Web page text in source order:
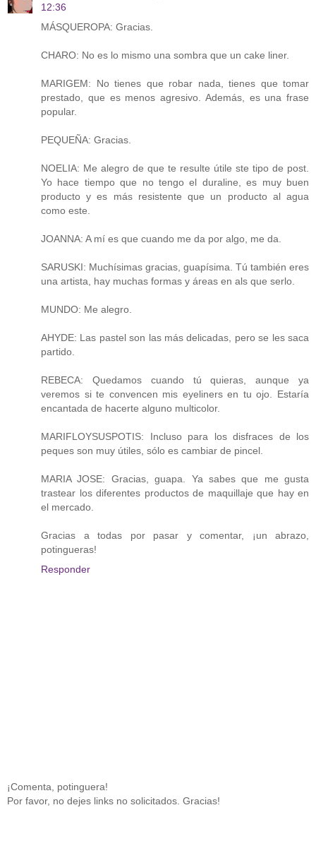
12:36
MÁSQUEROPA: Gracias.
CHARO: No es lo mismo una sombra que un cake liner.
MARIGEM: No tienes que robar nada, tienes que tomar
prestado, que es menos agresivo. Además, es una frase
popular.
PEQUEÑA: Gracias.
NOELIA: Me alegro de que te resulte útile ste tipo de post.
Yo hace tiempo que no tengo el duraline, es muy buen
producto y es más resistente que un producto al agua
como este.
JOANNA: A mí es que cuando me da por algo, me da.
SARUSKI: Muchísimas gracias, guapísima. Tú también eres
una artista, hay muchas formas y áreas en als que serlo.
MUNDO: Me alegro.
AHYDE: Las pastel son las más delicadas, pero se les saca
partido.
REBECA: Quedamos cuando tú quieras, aunque ya
veremos si te convencen mis eyeliners en tu ojo. Estaría
encantada de hacerte alguno multicolor.
MARIFLOYSUSPOTIS: Incluso para los disfraces de los
peques son muy útiles, sólo es cambiar de pincel.
MARIA JOSE: Gracias, guapa. Ya sabes que me gusta
trastear los diferentes productos de maquillaje que hay en
el mercado.
Gracias a todas por pasar y comentar, ¡un abrazo,
potingueras!
Responder
¡Comenta, potinguera!
Por favor, no dejes links no solicitados. Gracias!